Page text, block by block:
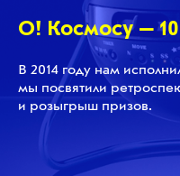
О! Космосу — 10
В 2014 году нам
мы посвятили
и розыгрыш призов.